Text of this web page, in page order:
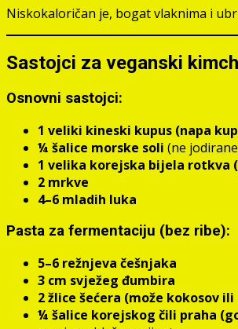
Niskokaloričan je, bogat vlaknima i
Sastojci za veganski
Osnovni sastojci:
1 veliki kineski kupus (napa
¼ šalice morske soli (ne
1 velika korejska bijela rotkva
2 mrkve
4–6 mladih luka
Pasta za fermentaciju (bez ribe):
5–6 režnjeva češnjaka
3 cm svježeg đumbira
2 žlice šećera (može kokosov
¼ šalice korejskog čili praha